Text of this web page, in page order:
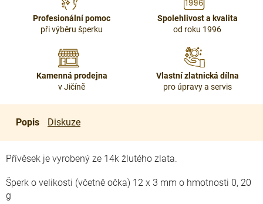
Profesionální pomoc
při výběru šperku
Spolehlivost a kvalita
od roku 1996
Kamenná prodejna
v Jičíně
Vlastní zlatnická dílna
pro úpravy a servis
Popis Diskuze
Přívěsek je vyrobený ze 14k žlutého zlata.
Šperk o velikosti (včetně očka) 12 x 3 mm o hmotnosti 0, 20
g